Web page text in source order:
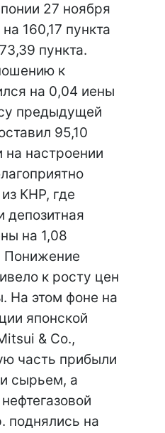
27 ноября
160,17 пункта
пункта.
к
на 0,04 иены
предыдущей
95,10
настроении
КНР, где
депозитная
на 1,08
Понижение
к росту цен
На этом фоне на
японской
& Co.,
часть прибыли
сырьем, а
поднялись на